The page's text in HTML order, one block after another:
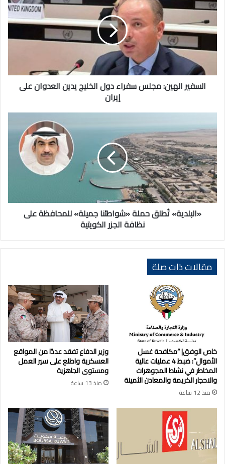
مجلس
سفراء
دول
يدين
العدوان
على
السفير الهين: مجلس سفراء دول الخليج يدين العدوان على
إيران
تُطلق
حملة
«شواطئنا
جميلة»
للمحافظة
على
نظافة
الجزر
الكويتية«البلدية» تُطلق حملة «شواطئنا جميلة» للمحافظة على
نظافة الجزر الكويتية
مقالات ذات صلة
خاص الوفق| “مكافحة غسل
الأموال”: ضبط 4 عمليات عالية
المخاطر في نشاط المجوهرات
والاحجار الكريمة والمعادن الثمينة
منذ 12 ساعة
وزير الدفاع تفقد عددًا من المواقع
العسكرية واطلع على سير العمل
ومستوى الجاهزية
منذ 13 ساعة